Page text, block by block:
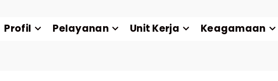
Profil Pelayanan Unit Kerja Keagamaan